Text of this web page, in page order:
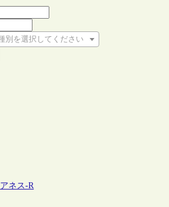
別を選択してください
てください
ネス-R